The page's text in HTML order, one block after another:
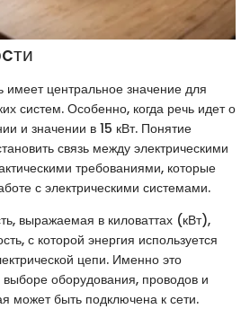
имеет центральное значение для
систем. Особенно, когда речь идет о
и значении в 15 кВт. Понятие
связь между электрическими
требованиями, которые
с электрическими системами.
выражаемая в киловаттах (кВт),
с которой энергия используется
цепи. Именно это
оборудования, проводов и
может быть подключена к сети.